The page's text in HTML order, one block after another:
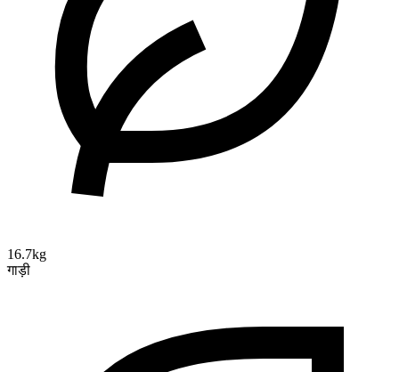
16.7kg
गाड़ी